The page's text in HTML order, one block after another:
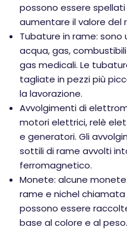
possono essere
aumentare il valore del
Tubature in rame:
acqua, gas,
gas medicali. Le
tagliate in pezzi più
la lavorazione.
Avvolgimenti di
motori elettrici, relè
e generatori. Gli
sottili di rame avvolti
ferromagnetico.
Monete: alcune
rame e nichel
possono essere
base al colore e al peso.